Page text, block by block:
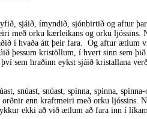
sjáið, ímyndið, sjónbirtið og aftur
með orku kærleikans og orku ljóssins.
í hvaða átt þeir fara. Og aftur ætlum
þessum kristöllum, í hvert sinn sem
sem hraðinn eykst sjáið kristallana
snúast, snúast, spinna, spinna,
enn kraftmeiri með orku ljóssins.
ekki að við ætlum að fara inn í